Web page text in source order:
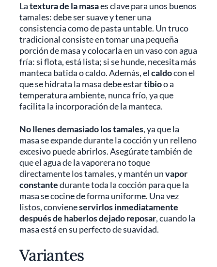
Latextura de la masaes clave para unos buenos
tamales: debe ser suave y tener una
consistencia como de pasta untable. Un truco
tradicional consiste en tomar una pequeña
porción de masa y colocarla en un vaso con agua
fría: si flota, está lista; si se hunde, necesita más
manteca batida o caldo. Además, el caldocon el
que se hidrata la masa debe estartibioo a
temperatura ambiente, nunca frío, ya que
facilita la incorporación de la manteca.
No llenes demasiado los tamales, ya que la
masa se expande durante la cocción y un relleno
excesivo puede abrirlos. Asegúrate también de
que el agua de la vaporera no toque
directamente los tamales, y mantén unvapor
constantedurante toda la cocción para que la
masa se cocine de forma uniforme. Una vez
listos, convieneservirlos inmediatamente
después de haberlos dejado reposar, cuando la
masa está en su perfecto de suavidad.
Variantes